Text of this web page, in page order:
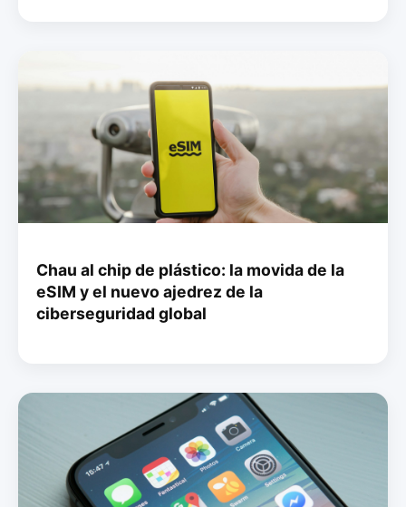
Chau al chip de plástico: la movida de la
eSIM y el nuevo ajedrez de la
ciberseguridad global